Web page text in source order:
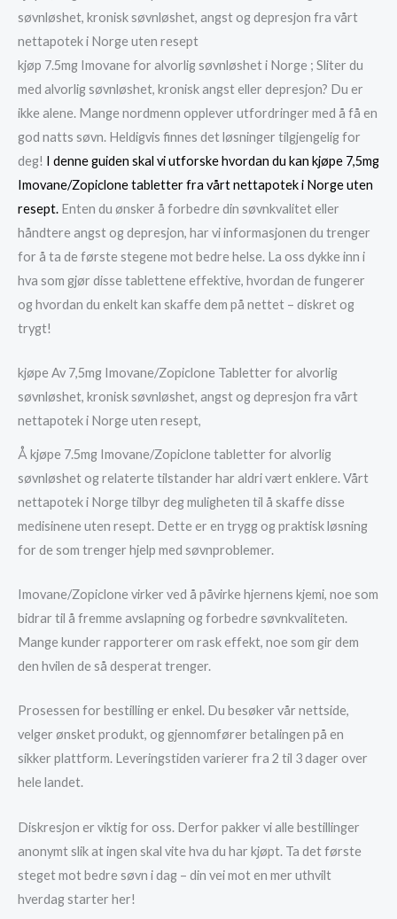
søvnløshet, kronisk søvnløshet, angst og depresjon fra vårt
nettapotek i Norge uten resept
kjøp 7.5mg Imovane for alvorlig søvnløshet i Norge ; Sliter du
med alvorlig søvnløshet, kronisk angst eller depresjon? Du er
ikke alene. Mange nordmenn opplever utfordringer med å få en
god natts søvn. Heldigvis finnes det løsninger tilgjengelig for
deg! I denne guiden skal vi utforske hvordan du kan kjøpe 7,5mg
Imovane/Zopiclone tabletter fra vårt nettapotek i Norge uten
resept. Enten du ønsker å forbedre din søvnkvalitet eller
håndtere angst og depresjon, har vi informasjonen du trenger
for å ta de første stegene mot bedre helse. La oss dykke inn i
hva som gjør disse tablettene effektive, hvordan de fungerer
og hvordan du enkelt kan skaffe dem på nettet – diskret og
trygt!
kjøpe Av 7,5mg Imovane/Zopiclone Tabletter for alvorlig
søvnløshet, kronisk søvnløshet, angst og depresjon fra vårt
nettapotek i Norge uten resept,
Å kjøpe 7.5mg Imovane/Zopiclone tabletter for alvorlig
søvnløshet og relaterte tilstander har aldri vært enklere. Vårt
nettapotek i Norge tilbyr deg muligheten til å skaffe disse
medisinene uten resept. Dette er en trygg og praktisk løsning
for de som trenger hjelp med søvnproblemer.
Imovane/Zopiclone virker ved å påvirke hjernens kjemi, noe som
bidrar til å fremme avslapning og forbedre søvnkvaliteten.
Mange kunder rapporterer om rask effekt, noe som gir dem
den hvilen de så desperat trenger.
Prosessen for bestilling er enkel. Du besøker vår nettside,
velger ønsket produkt, og gjennomfører betalingen på en
sikker plattform. Leveringstiden varierer fra 2 til 3 dager over
hele landet.
Diskresjon er viktig for oss. Derfor pakker vi alle bestillinger
anonymt slik at ingen skal vite hva du har kjøpt. Ta det første
steget mot bedre søvn i dag – din vei mot en mer uthvilt
hverdag starter her!